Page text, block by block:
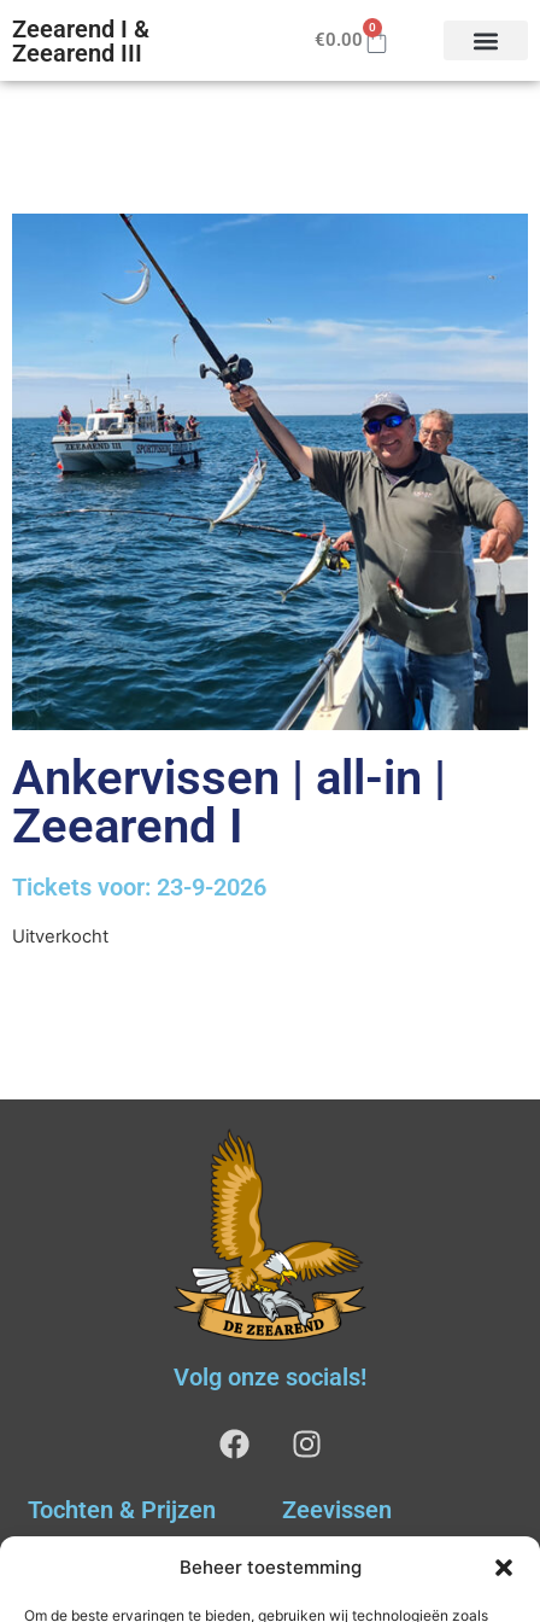
Beheer toestemming
Om de beste ervaringen te bieden, gebruiken wij technologieën zoals
Zeearend I &
Zeearend III
€0.00
0
Ankervissen | all-in |
Zeearend I
Tickets voor: 23-9-2026
Uitverkocht
Volg onze socials!
Tochten & Prijzen Zeevissen
Tochten & Prijzen